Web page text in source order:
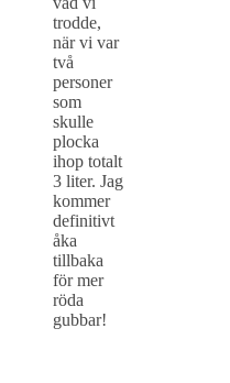
trodde,
när vi var
två
personer
som
skulle
plocka
ihop totalt
3 liter. Jag
kommer
definitivt
åka
tillbaka
för mer
röda
gubbar!